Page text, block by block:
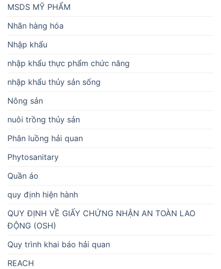
MSDS MỸ PHẨM
Nhãn hàng hóa
Nhập khẩu
nhập khẩu thực phẩm chức năng
nhập khẩu thủy sản sống
Nông sản
nuôi trồng thủy sản
Phân luồng hải quan
Phytosanitary
Quần áo
quy định hiện hành
QUY ĐỊNH VỀ GIẤY CHỨNG NHẬN AN TOÀN LAO
ĐỘNG (OSH)
Quy trình khai báo hải quan
REACH